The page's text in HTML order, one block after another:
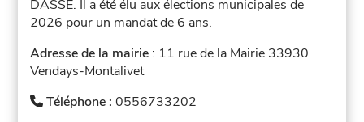
DASSE. Il a été élu aux élections municipales de
2026 pour un mandat de 6 ans.
Adresse de la mairie : 11 rue de la Mairie 33930
Vendays-Montalivet
Téléphone :0556733202